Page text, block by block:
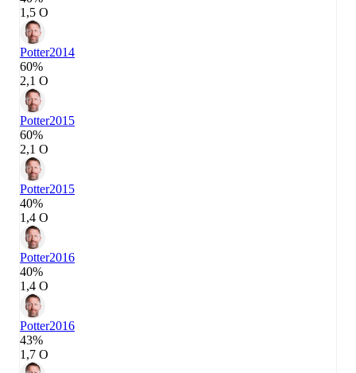
1,5 О
Potter2014
60%
2,1 О
Potter2015
60%
2,1 О
Potter2015
40%
1,4 О
Potter2016
40%
1,4 О
Potter2016
43%
1,7 О